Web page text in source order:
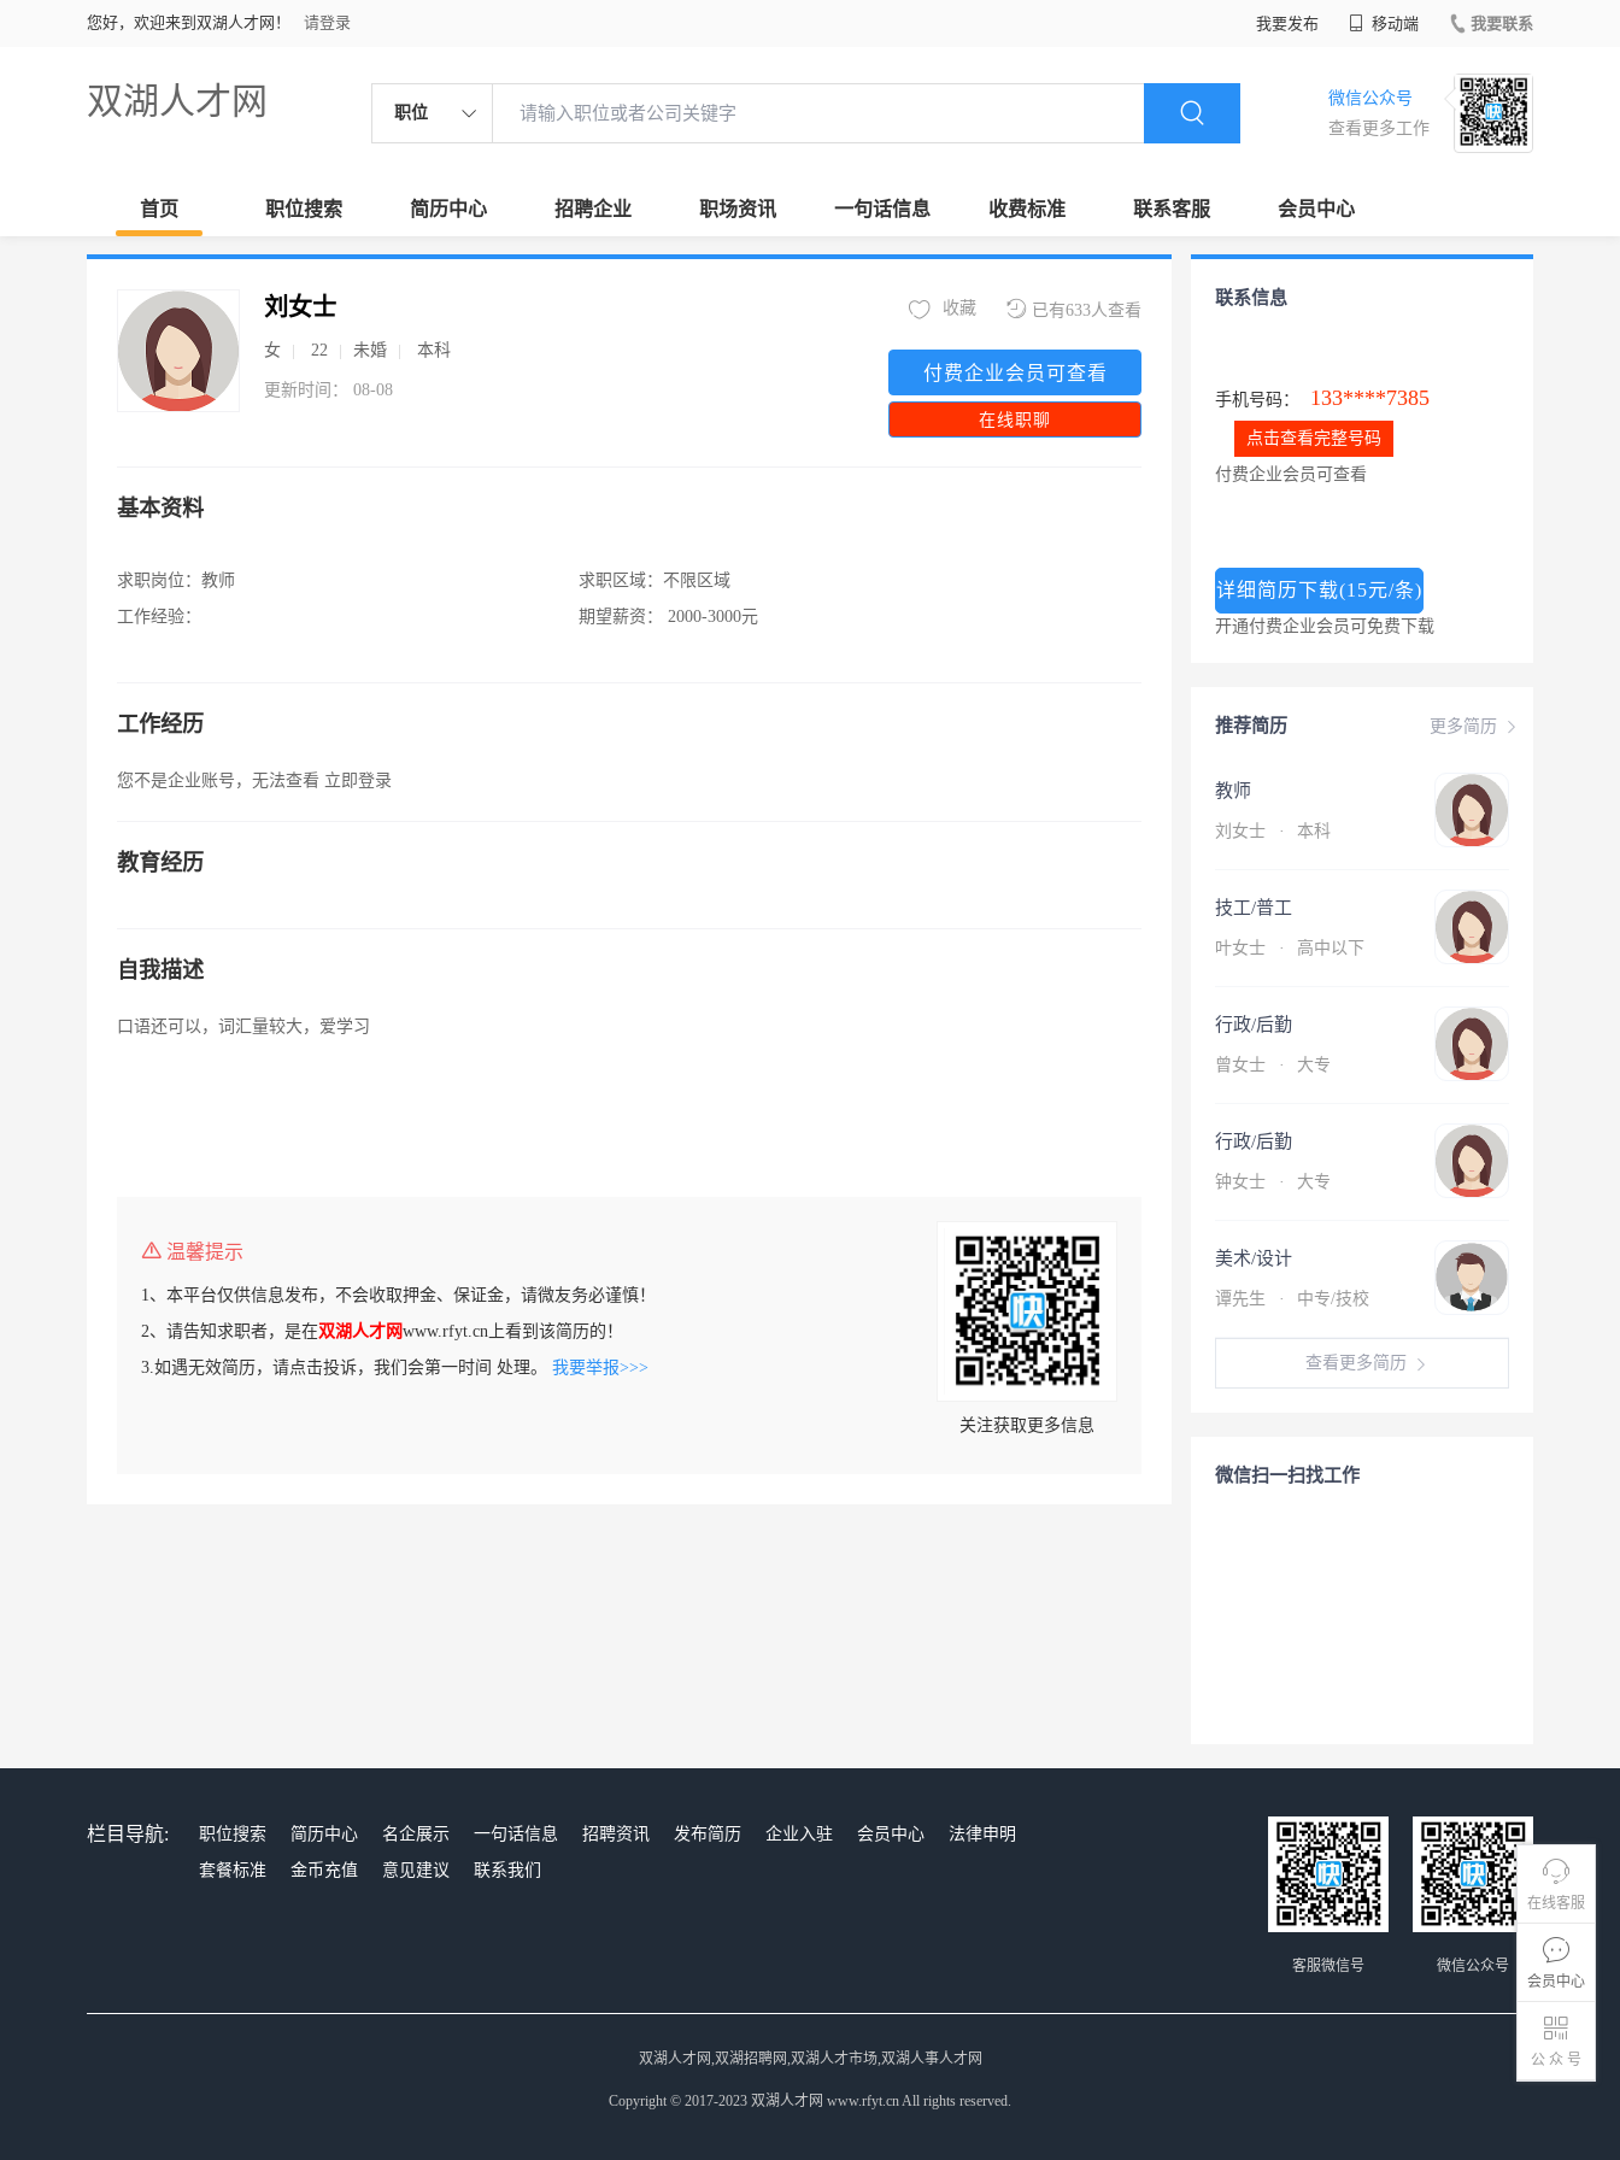
您好，欢迎来到双湖人才网！ 请登录 我要发布 移动端 我要联系
双湖人才网 职位
微信公众号
查看更多工作
首页 职位搜索 简历中心 招聘企业 职场资讯 一句话信息 收费标准 联系客服 会员中心
在线客服
会员中心
公 众 号
刘女士
女 22 未婚 本科
更新时间： 08-08
已有633人查看
收藏
付费企业会员可查看
在线职聊
基本资料
求职岗位： 教师
工作经验：
求职区域： 不限区域
期望薪资：
2000-3000元
工作经历
您不是企业账号，无法查看 立即登录
教育经历
自我描述
口语还可以，词汇量较大，爱学习
温馨提示
1、本平台仅供信息发布，不会收取押金、保证金，请微友务必谨慎！
2、请告知求职者，是在双湖人才网www.rfyt.cn上看到该简历的！
3.如遇无效简历，请点击投诉，我们会第一时间 处理。 我要举报>>>
关注获取更多信息
联系信息
手机号码： 133****7385
点击查看完整号码
付费企业会员可查看
详细简历下载(15元/条)
开通付费企业会员可免费下载
更多简历
推荐简历
教师
刘女士 · 本科
技工/普工
叶女士 · 高中以下
行政/后勤
曾女士 · 大专
行政/后勤
钟女士 · 大专
美术/设计
谭先生 · 中专/技校
查看更多简历
微信扫一扫找工作
栏目导航: 职位搜索 简历中心 名企展示 一句话信息 招聘资讯 发布简历 企业入驻 会员中心
法律申明
套餐标准
金币充值 意见建议 联系我们
微信公众号
客服微信号
双湖人才网,双湖招聘网,双湖人才市场,双湖人事人才网
Copyright © 2017-2023 双湖人才网 www.rfyt.cn All rights reserved.